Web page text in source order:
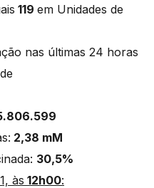
119 em Unidades de
nas últimas 24 horas
2,38 mM
30,5%
às 12h00: